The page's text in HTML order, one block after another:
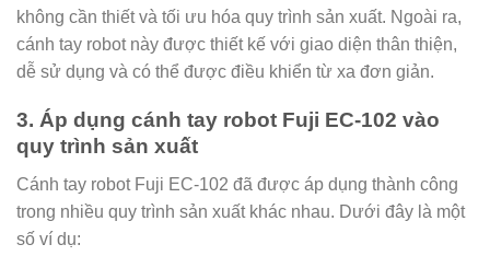
không cần thiết và tối ưu hóa quy trình sản xuất. Ngoài ra,
cánh tay robot này được thiết kế với giao diện thân thiện,
dễ sử dụng và có thể được điều khiển từ xa đơn giản.
3. Áp dụng cánh tay robot Fuji EC-102 vào
quy trình sản xuất
Cánh tay robot Fuji EC-102 đã được áp dụng thành công
trong nhiều quy trình sản xuất khác nhau. Dưới đây là một
số ví dụ: